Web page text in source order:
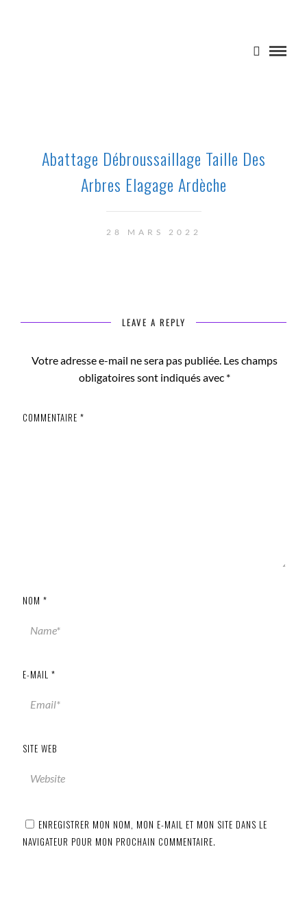
Abattage Débroussaillage Taille Des
Arbres Elagage Ardèche
28 MARS 2022
LEAVE A REPLY
Votre adresse e-mail ne sera pas publiée. Les champs
obligatoires sont indiqués avec *
COMMENTAIRE *
NOM *
E-MAIL *
SITE WEB
ENREGISTRER MON NOM, MON E-MAIL ET MON SITE DANS LE
NAVIGATEUR POUR MON PROCHAIN COMMENTAIRE.